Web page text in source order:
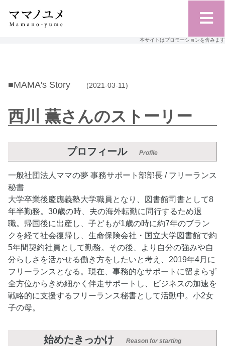
本サイトはプロモーションを含みます
■MAMA's Story (2021-03-11)
西川 薫さんのストーリー
プロフィール Profile
一般社団法人ママの夢 事務サポート部部長 / フリーランス
秘書
大学卒業後慶應義塾大学職員となり、図書館司書として8
年半勤務。30歳の時、夫の海外転勤に同行するため退
職。帰国後に出産し、子どもが1歳の時に約7年のブラン
クを経て社会復帰し、生命保険会社・国立大学図書館で約
5年間契約社員として勤務。その後、より自分の強みや自
分らしさを活かせる働き方をしたいと考え、2019年4月に
フリーランスとなる。現在、事務的なサポートに留まらず
全方位からきめ細かく伴走サポートし、ビジネスの加速を
戦略的に支援するフリーランス秘書として活動中。小2女
子の母。
始めたきっかけ Reason for starting